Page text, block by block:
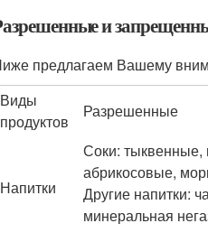
и
предлагаем Вашему
Виды
продуктов
Разрешенные
Напитки
Соки:
абрикосовые,
Другие напитки:
минеральная